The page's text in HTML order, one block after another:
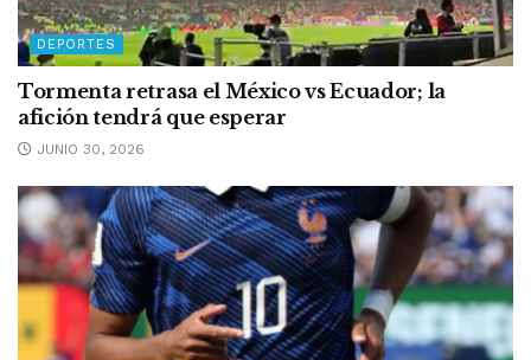
DEPORTES
Tormenta retrasa el México vs Ecuador; la
afición tendrá que esperar
JUNIO 30, 2026